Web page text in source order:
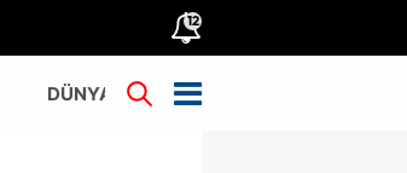
12
DÜNYA TÜRKİYE